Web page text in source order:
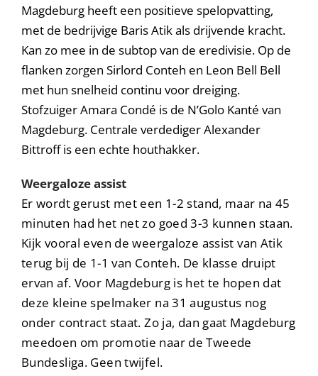
Magdeburg heeft een positieve spelopvatting,
met de bedrijvige Baris Atik als drijvende kracht.
Kan zo mee in de subtop van de eredivisie. Op de
flanken zorgen Sirlord Conteh en Leon Bell Bell
met hun snelheid continu voor dreiging.
Stofzuiger Amara Condé is de N’Golo Kanté van
Magdeburg. Centrale verdediger Alexander
Bittroff is een echte houthakker.
Weergaloze assist
Er wordt gerust met een 1-2 stand, maar na 45
minuten had het net zo goed 3-3 kunnen staan.
Kijk vooral even de weergaloze assist van Atik
terug bij de 1-1 van Conteh. De klasse druipt
ervan af. Voor Magdeburg is het te hopen dat
deze kleine spelmaker na 31 augustus nog
onder contract staat. Zo ja, dan gaat Magdeburg
meedoen om promotie naar de Tweede
Bundesliga. Geen twijfel.